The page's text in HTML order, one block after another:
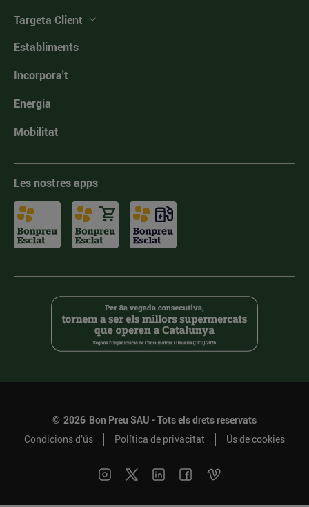
Targeta Client
Establiments
Incorpora't
Energia
Mobilitat
Les nostres apps
© 2026 Bon Preu SAU - Tots els drets reservats
Condicions d’ús
Política de privacitat Ús de cookies